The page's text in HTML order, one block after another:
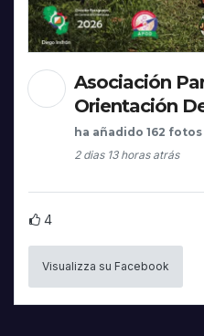
Asociación
Orientación
ha añadido 162
2 dias 13 horas atrás
4
Visualizza su Facebook